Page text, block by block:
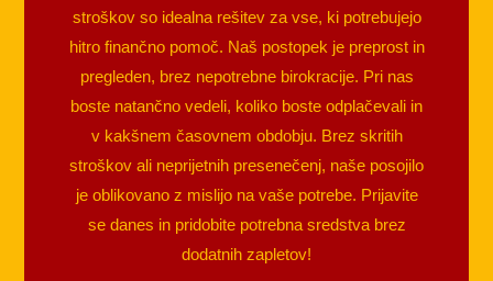
stroškov so idealna rešitev za vse, ki potrebujejo
hitro finančno pomoč. Naš postopek je preprost in
pregleden, brez nepotrebne birokracije. Pri nas
boste natančno vedeli, koliko boste odplačevali in
v kakšnem časovnem obdobju. Brez skritih
stroškov ali neprijetnih presenečenj, naše posojilo
je oblikovano z mislijo na vaše potrebe. Prijavite
se danes in pridobite potrebna sredstva brez
dodatnih zapletov!